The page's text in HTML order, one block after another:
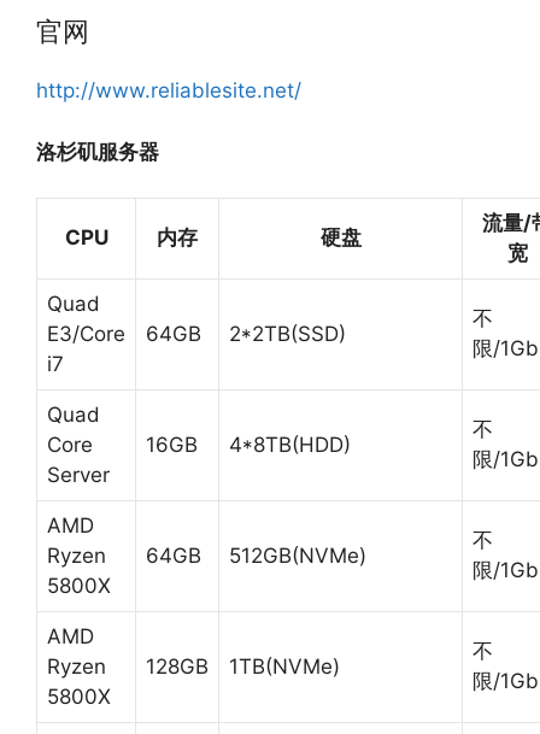
官网
http://www.reliablesite.net/
洛杉矶服务器
CPU 内存 硬盘
流量/
宽
Quad
E3/Core
i7
64GB 2*2TB(SSD)
不
限/
Quad
Core
Server
16GB 4*8TB(HDD)
不
限/
AMD
Ryzen
5800X
64GB 512GB(NVMe)
不
限/
AMD
Ryzen
5800X
128GB 1TB(NVMe)
不
限/